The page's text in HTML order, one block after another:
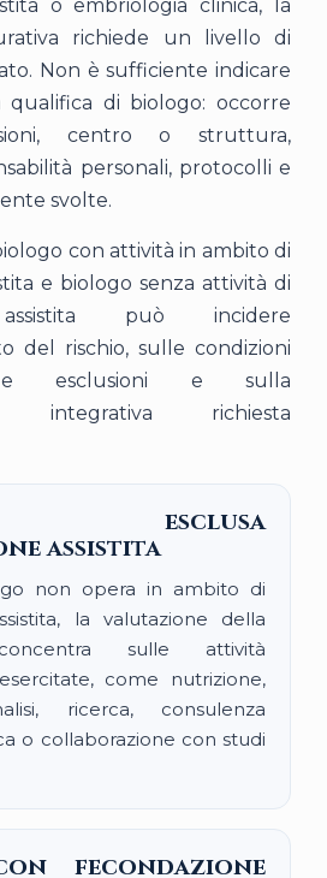
o embriologia clinica, la
richiede un livello di
Non è sufficiente indicare
qualifica di biologo: occorre
centro o struttura,
personali, protocolli e
svolte.
con attività in ambito di
e biologo senza attività di
assistita può incidere
del rischio, sulle condizioni
esclusioni e sulla
integrativa richiesta
esclusa
assistita
non opera in ambito di
la valutazione della
sulle attività
come nutrizione,
ricerca, consulenza
o collaborazione con studi
fecondazione